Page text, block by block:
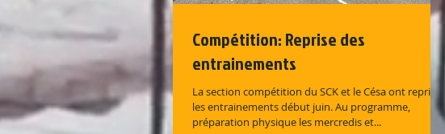
Compétition: Reprise des
entrainements
La section compétition du SCK et le Césa ont repris
les entrainements début juin. Au programme,
préparation physique les mercredis et...